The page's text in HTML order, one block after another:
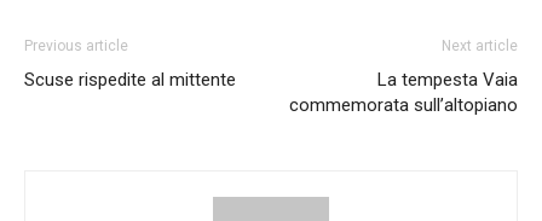
Previous article
Scuse rispedite al mittente
Next article
La tempesta Vaia
commemorata sull’altopiano